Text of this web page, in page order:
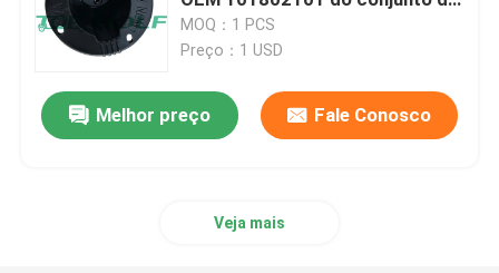
carrinho de golfe
Carrinho de golfe elétrico
fusível
MOQ：1 PCS
Preço：1 USD
Melhor preço Fale Conosco
Veja mais